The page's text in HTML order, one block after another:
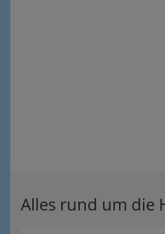
Alles rund um die